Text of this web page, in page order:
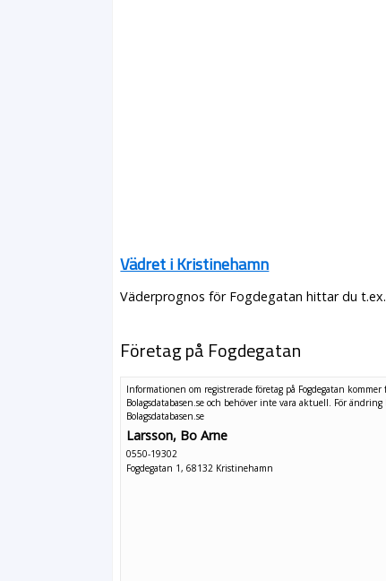
Vädret i Kristinehamn
Väderprognos för Fogdegatan hittar du
Företag på Fogdegatan
Informationen om registrerade företag på Fogdegatan kommer
Bolagsdatabasen.se och behöver inte vara aktuell. För ändring
Bolagsdatabasen.se
Larsson, Bo Arne
0550-19302
Fogdegatan 1, 68132 Kristinehamn